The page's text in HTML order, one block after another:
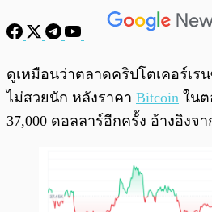
พร้อมเล่น
ดูเหมือนว่าตลาดคริปโตเคอร์เร
ไม่สวยนัก หลังราคา Bitcoin ในต
37,000 ดอลลาร์อีกครั้ง อ้างอิงจา